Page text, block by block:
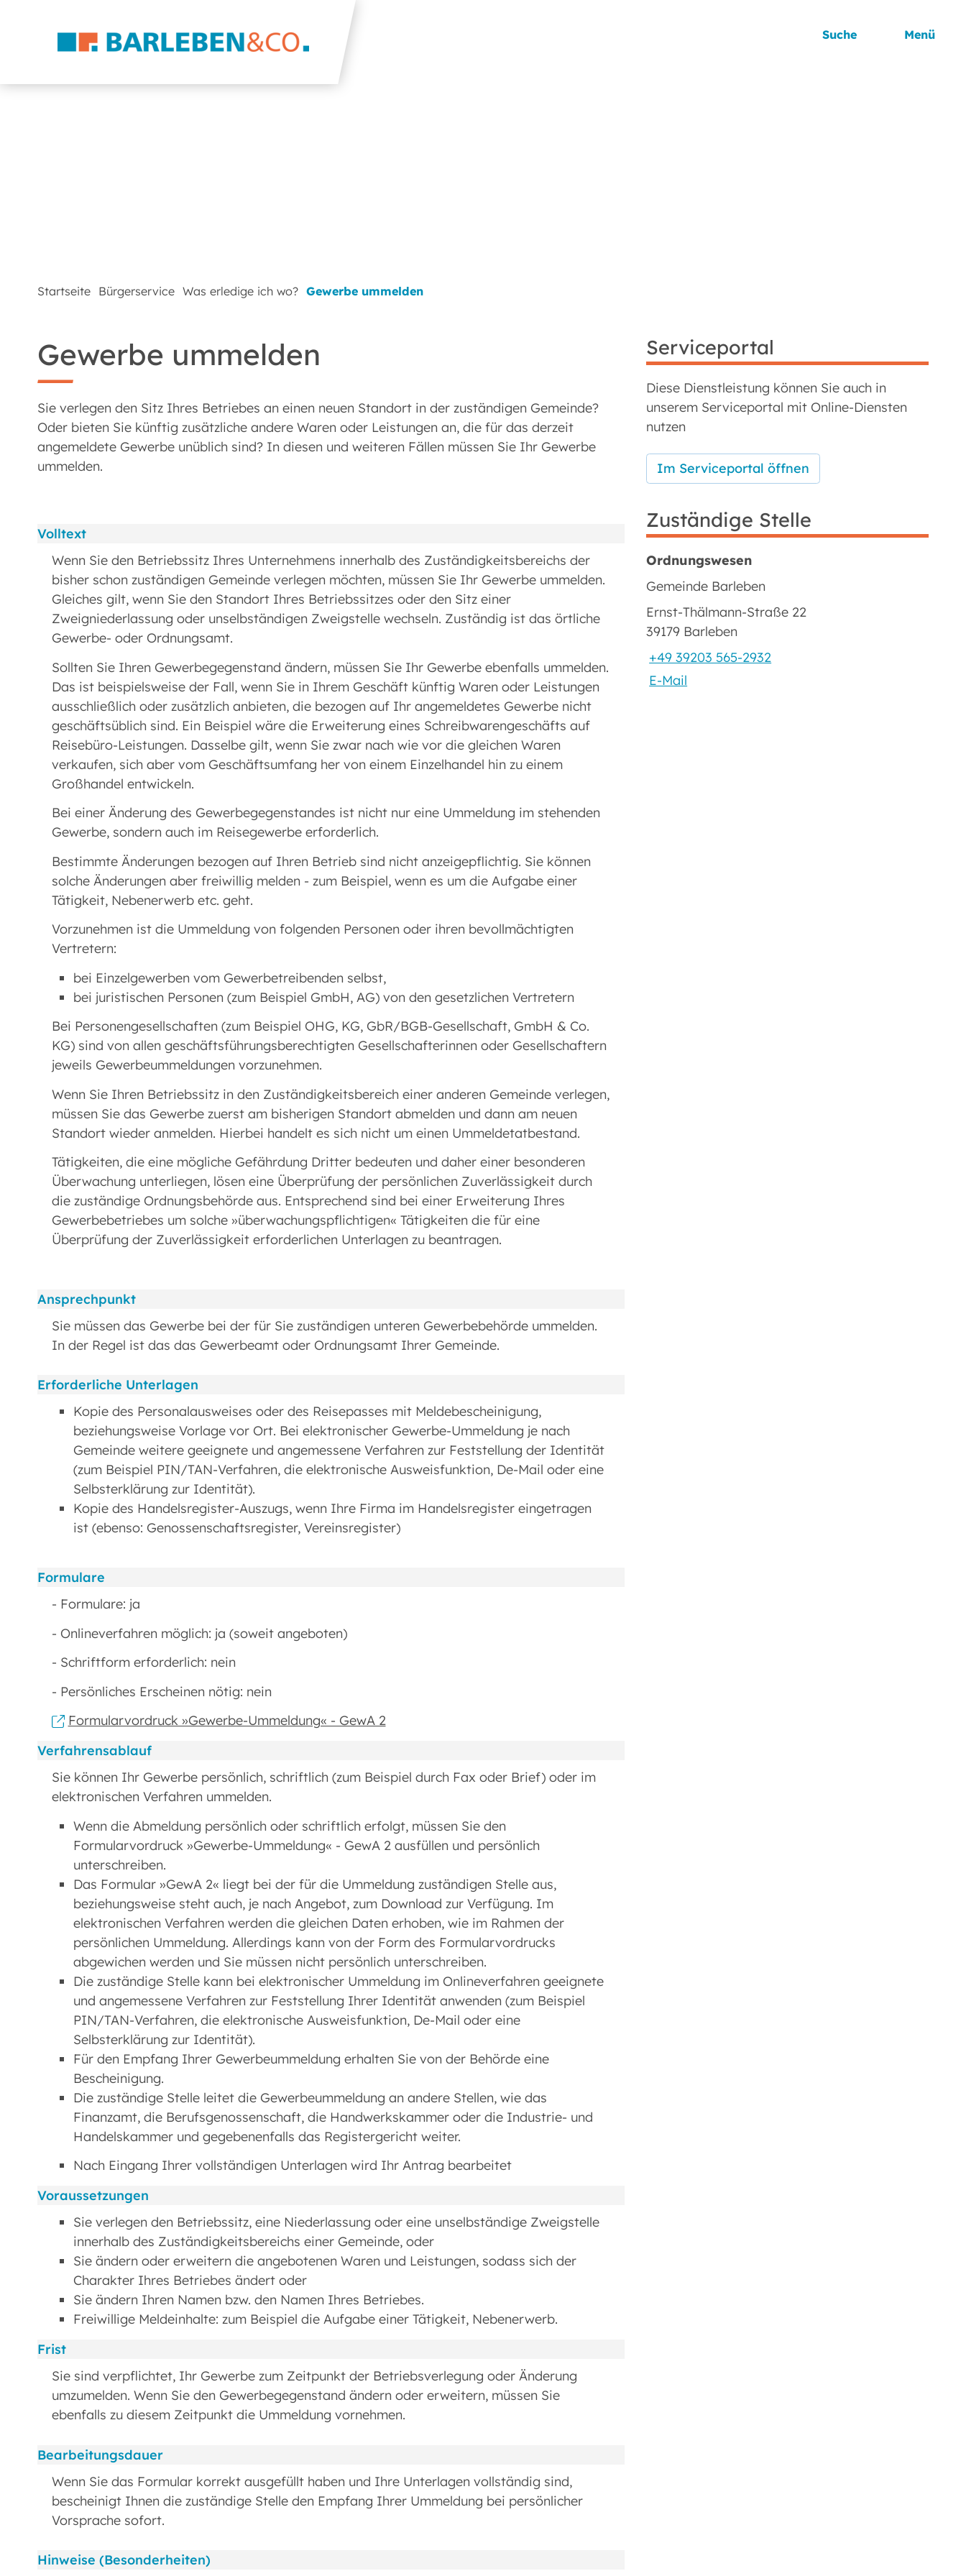
Suche Menü
Startseite Bürgerservice Was erledige ich wo? Gewerbe ummelden
Gewerbe ummelden
Sie verlegen den Sitz Ihres Betriebes an einen neuen Standort in der zuständigen Gemeinde?
Oder bieten Sie künftig zusätzliche andere Waren oder Leistungen an, die für das derzeit
angemeldete Gewerbe unüblich sind? In diesen und weiteren Fällen müssen Sie Ihr Gewerbe
ummelden.
Volltext
Wenn Sie den Betriebssitz Ihres Unternehmens innerhalb des Zuständigkeitsbereichs der
bisher schon zuständigen Gemeinde verlegen möchten, müssen Sie Ihr Gewerbe ummelden.
Gleiches gilt, wenn Sie den Standort Ihres Betriebssitzes oder den Sitz einer
Zweigniederlassung oder unselbständigen Zweigstelle wechseln. Zuständig ist das örtliche
Gewerbe- oder Ordnungsamt.
Sollten Sie Ihren Gewerbegegenstand ändern, müssen Sie Ihr Gewerbe ebenfalls ummelden.
Das ist beispielsweise der Fall, wenn Sie in Ihrem Geschäft künftig Waren oder Leistungen
ausschließlich oder zusätzlich anbieten, die bezogen auf Ihr angemeldetes Gewerbe nicht
geschäftsüblich sind. Ein Beispiel wäre die Erweiterung eines Schreibwarengeschäfts auf
Reisebüro-Leistungen. Dasselbe gilt, wenn Sie zwar nach wie vor die gleichen Waren
verkaufen, sich aber vom Geschäftsumfang her von einem Einzelhandel hin zu einem
Großhandel entwickeln.
Bei einer Änderung des Gewerbegegenstandes ist nicht nur eine Ummeldung im stehenden
Gewerbe, sondern auch im Reisegewerbe erforderlich.
Bestimmte Änderungen bezogen auf Ihren Betrieb sind nicht anzeigepflichtig. Sie können
solche Änderungen aber freiwillig melden - zum Beispiel, wenn es um die Aufgabe einer
Tätigkeit, Nebenerwerb etc. geht.
Vorzunehmen ist die Ummeldung von folgenden Personen oder ihren bevollmächtigten
Vertretern:
bei Einzelgewerben vom Gewerbetreibenden selbst,
bei juristischen Personen (zum Beispiel GmbH, AG) von den gesetzlichen Vertretern
Bei Personengesellschaften (zum Beispiel OHG, KG, GbR/BGB-Gesellschaft, GmbH & Co.
KG) sind von allen geschäftsführungsberechtigten Gesellschafterinnen oder Gesellschaftern
jeweils Gewerbeummeldungen vorzunehmen.
Wenn Sie Ihren Betriebssitz in den Zuständigkeitsbereich einer anderen Gemeinde verlegen,
müssen Sie das Gewerbe zuerst am bisherigen Standort abmelden und dann am neuen
Standort wieder anmelden. Hierbei handelt es sich nicht um einen Ummeldetatbestand.
Tätigkeiten, die eine mögliche Gefährdung Dritter bedeuten und daher einer besonderen
Überwachung unterliegen, lösen eine Überprüfung der persönlichen Zuverlässigkeit durch
die zuständige Ordnungsbehörde aus. Entsprechend sind bei einer Erweiterung Ihres
Gewerbebetriebes um solche »überwachungspflichtigen« Tätigkeiten die für eine
Überprüfung der Zuverlässigkeit erforderlichen Unterlagen zu beantragen.
Ansprechpunkt
Sie müssen das Gewerbe bei der für Sie zuständigen unteren Gewerbebehörde ummelden.
In der Regel ist das das Gewerbeamt oder Ordnungsamt Ihrer Gemeinde.
Erforderliche Unterlagen
Kopie des Personalausweises oder des Reisepasses mit Meldebescheinigung,
beziehungsweise Vorlage vor Ort. Bei elektronischer Gewerbe-Ummeldung je nach
Gemeinde weitere geeignete und angemessene Verfahren zur Feststellung der Identität
(zum Beispiel PIN/TAN-Verfahren, die elektronische Ausweisfunktion, De-Mail oder eine
Selbsterklärung zur Identität).
Kopie des Handelsregister-Auszugs, wenn Ihre Firma im Handelsregister eingetragen
ist (ebenso: Genossenschaftsregister, Vereinsregister)
Formulare
- Formulare: ja
- Onlineverfahren möglich: ja (soweit angeboten)
- Schriftform erforderlich: nein
- Persönliches Erscheinen nötig: nein
Formularvordruck »Gewerbe-Ummeldung« - GewA 2
Verfahrensablauf
Sie können Ihr Gewerbe persönlich, schriftlich (zum Beispiel durch Fax oder Brief) oder im
elektronischen Verfahren ummelden.
Wenn die Abmeldung persönlich oder schriftlich erfolgt, müssen Sie den
Formularvordruck »Gewerbe-Ummeldung« - GewA 2 ausfüllen und persönlich
unterschreiben.
Das Formular »GewA 2« liegt bei der für die Ummeldung zuständigen Stelle aus,
beziehungsweise steht auch, je nach Angebot, zum Download zur Verfügung. Im
elektronischen Verfahren werden die gleichen Daten erhoben, wie im Rahmen der
persönlichen Ummeldung. Allerdings kann von der Form des Formularvordrucks
abgewichen werden und Sie müssen nicht persönlich unterschreiben.
Die zuständige Stelle kann bei elektronischer Ummeldung im Onlineverfahren geeignete
und angemessene Verfahren zur Feststellung Ihrer Identität anwenden (zum Beispiel
PIN/TAN-Verfahren, die elektronische Ausweisfunktion, De-Mail oder eine
Selbsterklärung zur Identität).
Für den Empfang Ihrer Gewerbeummeldung erhalten Sie von der Behörde eine
Bescheinigung.
Die zuständige Stelle leitet die Gewerbeummeldung an andere Stellen, wie das
Finanzamt, die Berufsgenossenschaft, die Handwerkskammer oder die Industrie- und
Handelskammer und gegebenenfalls das Registergericht weiter.
Nach Eingang Ihrer vollständigen Unterlagen wird Ihr Antrag bearbeitet
Voraussetzungen
Sie verlegen den Betriebssitz, eine Niederlassung oder eine unselbständige Zweigstelle
innerhalb des Zuständigkeitsbereichs einer Gemeinde, oder
Sie ändern oder erweitern die angebotenen Waren und Leistungen, sodass sich der
Charakter Ihres Betriebes ändert oder
Sie ändern Ihren Namen bzw. den Namen Ihres Betriebes.
Freiwillige Meldeinhalte: zum Beispiel die Aufgabe einer Tätigkeit, Nebenerwerb.
Frist
Sie sind verpflichtet, Ihr Gewerbe zum Zeitpunkt der Betriebsverlegung oder Änderung
umzumelden. Wenn Sie den Gewerbegegenstand ändern oder erweitern, müssen Sie
ebenfalls zu diesem Zeitpunkt die Ummeldung vornehmen.
Bearbeitungsdauer
Wenn Sie das Formular korrekt ausgefüllt haben und Ihre Unterlagen vollständig sind,
bescheinigt Ihnen die zuständige Stelle den Empfang Ihrer Ummeldung bei persönlicher
Vorsprache sofort.
Hinweise (Besonderheiten)
Serviceportal
Diese Dienstleistung können Sie auch in
unserem Serviceportal mit Online-Diensten
nutzen
Im Serviceportal öffnen
Zuständige Stelle
Ordnungswesen
Gemeinde Barleben
Ernst-Thälmann-Straße 22
39179 Barleben
+49 39203 565-2932
E-Mail